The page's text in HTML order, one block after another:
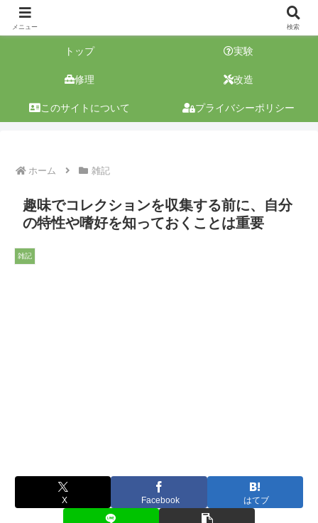
トップ 実験
修理 改造
このサイトについて プライバシーポリシー
ホーム 雑記
趣味でコレクションを収集する前に、自分
の特性や嗜好を知っておくことは重要
雑記
X Facebook はてブ
メニュー 検索